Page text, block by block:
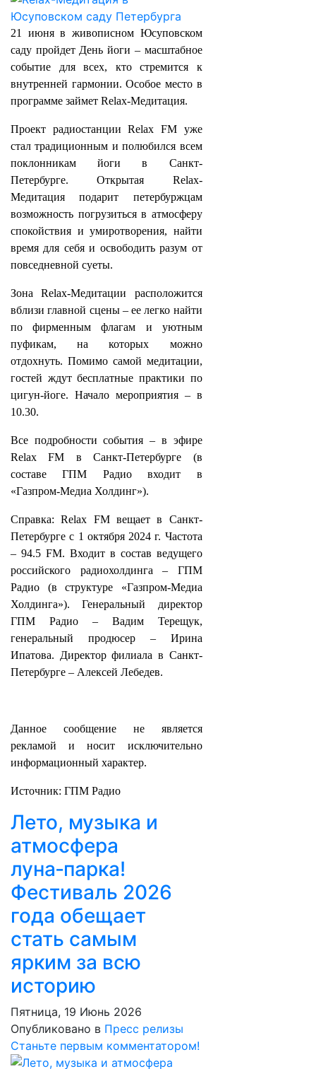
21 июня в живописном Юсуповском
саду пройдет День йоги – масштабное
событие для всех, кто стремится к
внутренней гармонии. Особое место в
программе займет Relax-Медитация.
Проект радиостанции Relax FM уже
стал традиционным и полюбился всем
поклонникам йоги в Санкт-
Петербурге. Открытая Relax-
Медитация подарит петербуржцам
возможность погрузиться в атмосферу
спокойствия и умиротворения, найти
время для себя и освободить разум от
повседневной суеты.
Зона Relax-Медитации расположится
вблизи главной сцены – ее легко найти
по фирменным флагам и уютным
пуфикам, на которых можно
отдохнуть. Помимо самой медитации,
гостей ждут бесплатные практики по
цигун-йоге. Начало мероприятия – в
10.30.
Все подробности события – в эфире
Relax FM в Санкт-Петербурге (в
составе ГПМ Радио входит в
«Газпром-Медиа Холдинг»).
Справка: Relax FM вещает в Санкт-
Петербурге с 1 октября 2024 г. Частота
– 94.5 FM. Входит в состав ведущего
российского радиохолдинга – ГПМ
Радио (в структуре «Газпром-Медиа
Холдинга»). Генеральный директор
ГПМ Радио – Вадим Терещук,
генеральный продюсер – Ирина
Ипатова. Директор филиала в Санкт-
Петербурге – Алексей Лебедев.
Данное сообщение не является
рекламой и носит исключительно
информационный характер.
Источник: ГПМ Радио
Лето, музыка и
атмосфера
луна‑парка!
Фестиваль 2026
года обещает
стать самым
ярким за всю
историю
Пятница, 19 Июнь 2026
Опубликовано в Пресс релизы
Станьте первым комментатором!